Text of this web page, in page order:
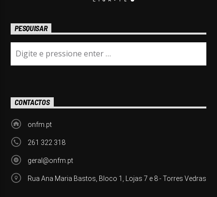
PESQUISAR
CONTACTOS
onfm.pt
261 322 318
geral@onfm.pt
Rua Ana Maria Bastos, Bloco 1, Lojas 7 e 8 - Torres Vedras